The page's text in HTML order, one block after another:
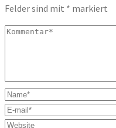
Felder sind mit * markiert